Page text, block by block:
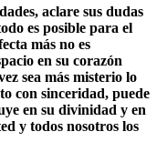
aclare sus dudas
es posible para el
más no es
en su corazón
sea más misterio lo
con sinceridad, puede
en su divinidad y en
y todos nosotros los